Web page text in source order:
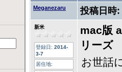
Meganezaru
投稿日時:
新米
登録日: 2014-
3-7
居住地:
mac版
リーズ
お世話